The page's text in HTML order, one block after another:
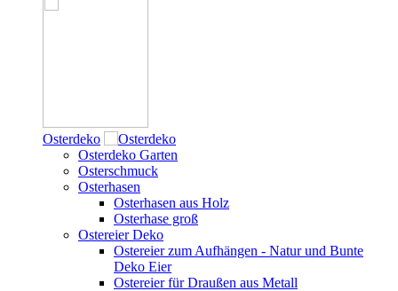
Osterdeko
Osterdeko Garten
Osterschmuck
Osterhasen
Osterhasen aus Holz
Osterhase groß
Ostereier Deko
Ostereier zum Aufhängen - Natur und Bunte
Deko Eier
Ostereier für Draußen aus Metall